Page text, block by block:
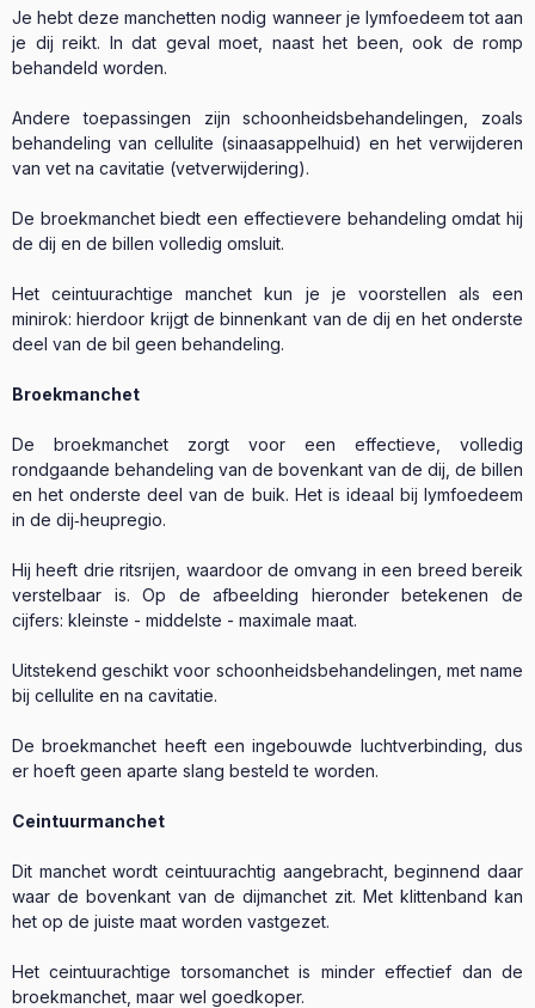
Je hebt deze manchetten nodig wanneer je lymfoedeem tot aan
je dij reikt. In dat geval moet, naast het been, ook de romp
behandeld worden.
Andere toepassingen zijn schoonheidsbehandelingen, zoals
behandeling van cellulite (sinaasappelhuid) en het verwijderen
van vet na cavitatie (vetverwijdering).
De broekmanchet biedt een effectievere behandeling omdat hij
de dij en de billen volledig omsluit.
Het ceintuurachtige manchet kun je je voorstellen als een
minirok: hierdoor krijgt de binnenkant van de dij en het onderste
deel van de bil geen behandeling.
Broekmanchet
De broekmanchet zorgt voor een effectieve, volledig
rondgaande behandeling van de bovenkant van de dij, de billen
en het onderste deel van de buik. Het is ideaal bij lymfoedeem
in de dij‑heupregio.
Hij heeft drie ritsrijen, waardoor de omvang in een breed bereik
verstelbaar is. Op de afbeelding hieronder betekenen de
cijfers: kleinste - middelste - maximale maat.
Uitstekend geschikt voor schoonheidsbehandelingen, met name
bij cellulite en na cavitatie.
De broekmanchet heeft een ingebouwde luchtverbinding, dus
er hoeft geen aparte slang besteld te worden.
Ceintuurmanchet
Dit manchet wordt ceintuurachtig aangebracht, beginnend daar
waar de bovenkant van de dijmanchet zit. Met klittenband kan
het op de juiste maat worden vastgezet.
Het ceintuurachtige torsomanchet is minder effectief dan de
broekmanchet, maar wel goedkoper.